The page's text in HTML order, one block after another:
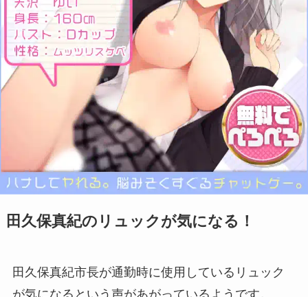
田久保真紀のリュックが気になる！
田久保真紀市長が通勤時に使用しているリュック
が気になるという声があがっているようです。